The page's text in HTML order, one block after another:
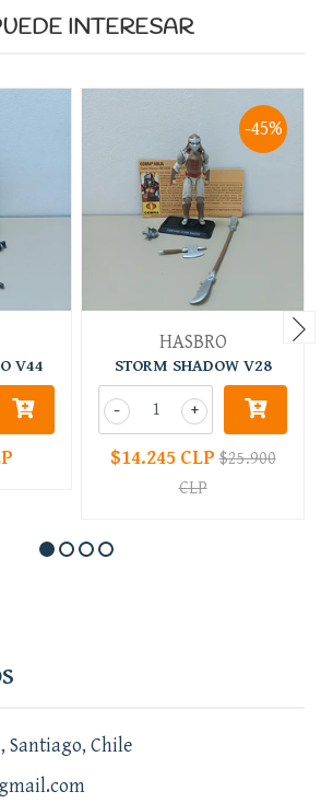
INTERESAR
V44
-45%
HASBRO
STORM SHADOW V28
+
-
$14.245 CLP$25.900
CLP
Santiago, Chile